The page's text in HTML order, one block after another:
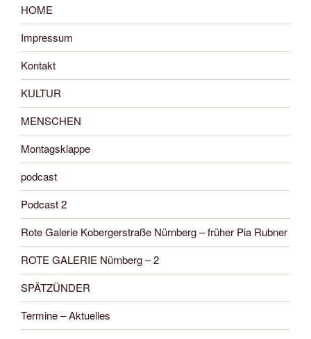
HOME
Impressum
Kontakt
KULTUR
MENSCHEN
Montagsklappe
podcast
Podcast 2
Rote Galerie Kobergerstraße Nürnberg – früher Pia Rubner
ROTE GALERIE Nürnberg – 2
SPÄTZÜNDER
Termine – Aktuelles